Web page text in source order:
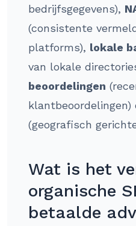
bedrijfsgegevens),
(consistente
platforms), lokale
van lokale
beoordelingen
klantbeoordelingen)
(geografisch
Wat is het
organische
betaalde